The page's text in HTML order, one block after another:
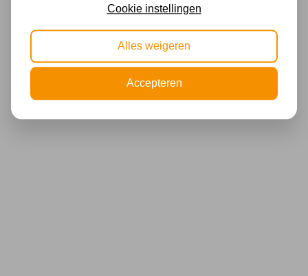
Cookie instellingen
Alles weigeren
Accepteren